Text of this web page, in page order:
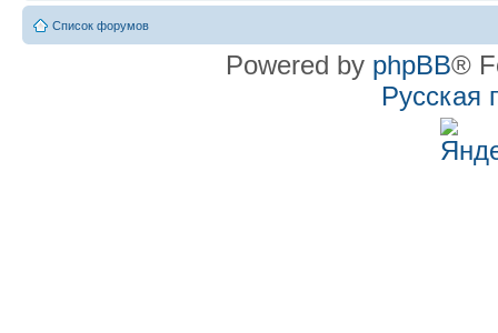
Список форумов
Powered by phpBB®
Русская